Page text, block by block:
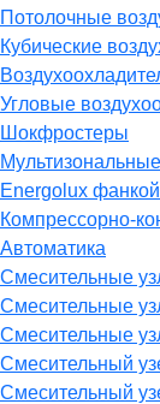
Потолочные
Кубические
Угловые
Шокфростеры
Energolux
Компрессорно-
Автоматика
Смесительные
Смесительные
Смесительные
Смесительный
Смесительный